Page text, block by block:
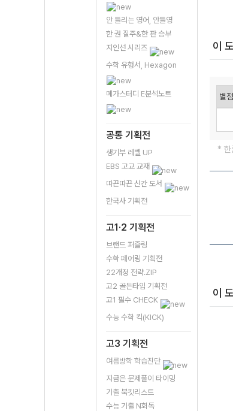
안 틀리는 영어, 안틀영
한 권 질주&한 판 승부
지인선 시리즈
수학 유형서, Hexagon
메가스터디 E분석노트
공통 기획전
생기부 레벨 UP
EBS 고교 교재
따끈따끈 신간 도서
한국사 기획전
고1·2 기획전
브랜드 퍼즐링
수학 페어링 기획전
22개정 전략.ZIP
고2 골든타임 기획전
고1 필수 CHECK
수능 수학 킥(KICK)
고3 기획전
여름방학 학습진단
지금은 문제풀이 타이밍
기출 북킷리스트
수능 기출 N회독
이
* 한
이
수-22개정
(2026년용)
(2026년용)